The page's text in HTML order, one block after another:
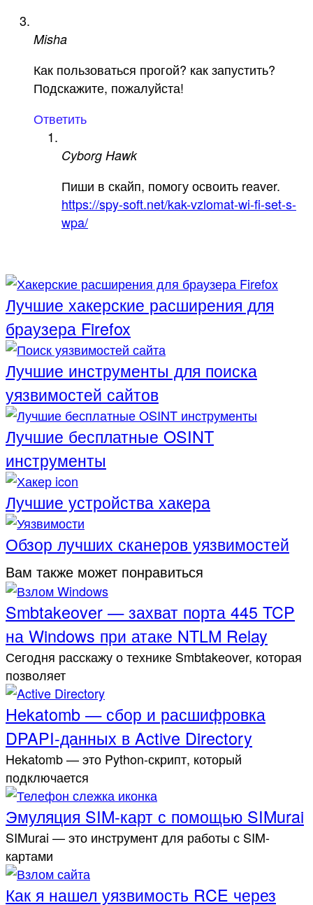
Misha
Как пользоваться прогой? как запустить?
Подскажите, пожалуйста!
Ответить
Cyborg Hawk
Пиши в скайп, помогу освоить reaver.
https://spy-soft.net/kak-vzlomat-wi-fi-set-s-
wpa/
Лучшие хакерские расширения для
браузера Firefox
Лучшие инструменты для поиска
уязвимостей сайтов
Лучшие бесплатные OSINT
инструменты
Лучшие устройства хакера
Обзор лучших сканеров уязвимостей
Вам также может понравиться
Smbtakeover — захват порта 445 TCP
на Windows при атаке NTLM Relay
Сегодня расскажу о технике Smbtakeover, которая
позволяет
Hekatomb — сбор и расшифровка
DPAPI-данных в Active Directory
Hekatomb — это Python-скрипт, который
подключается
Эмуляция SIM-карт с помощью SIMurai
SIMurai — это инструмент для работы с SIM-
картами
Как я нашел уязвимость RCE через